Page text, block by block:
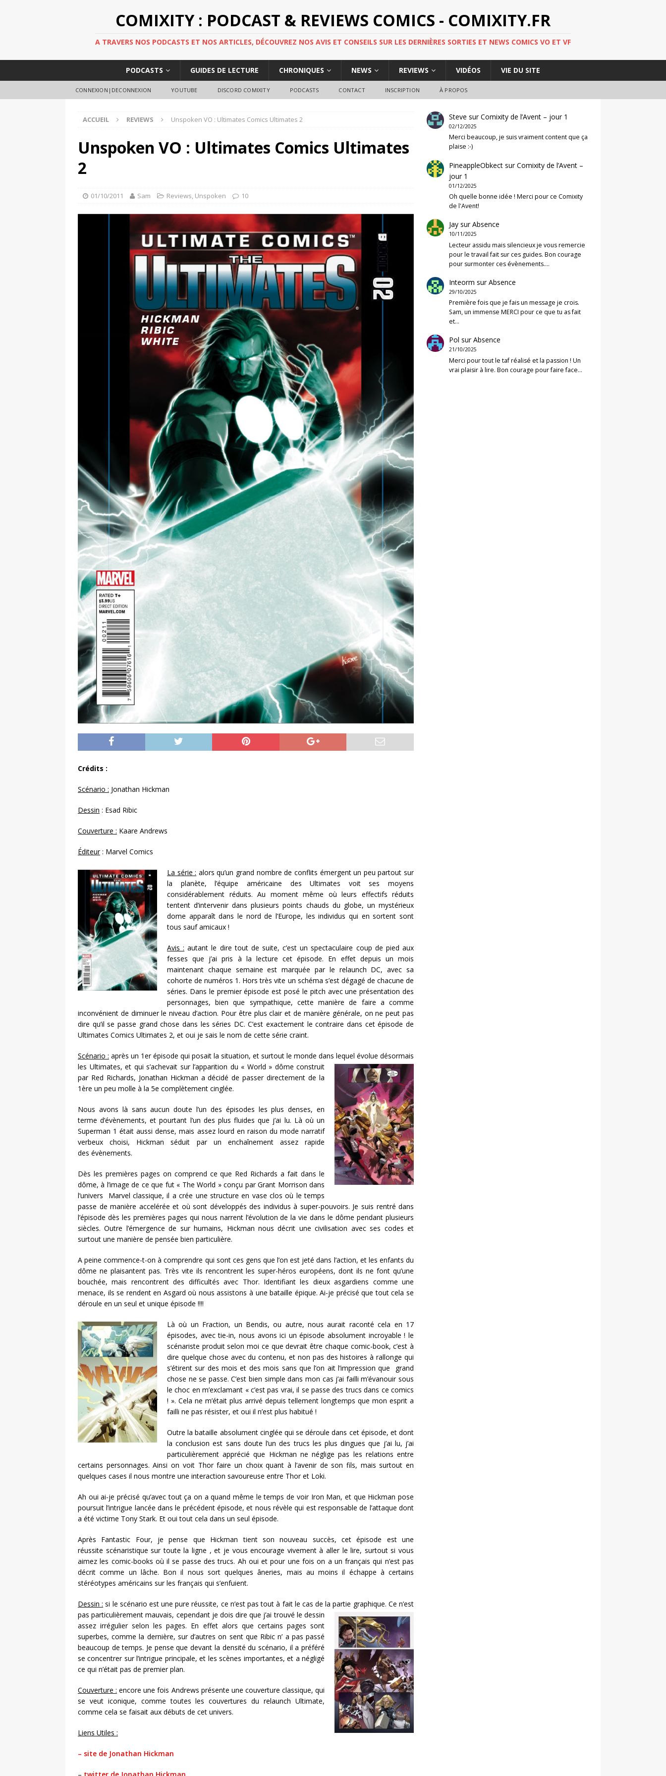
COMIXITY : PODCAST & REVIEWS COMICS - COMIXITY.FR
A TRAVERS NOS PODCASTS ET NOS ARTICLES, DÉCOUVREZ NOS AVIS ET CONSEILS SUR LES DERNIÈRES SORTIES ET NEWS COMICS VO ET VF
PODCASTS GUIDES DE LECTURE CHRONIQUES NEWS REVIEWS VIDÉOS VIE DU SITE
CONNEXION|DECONNEXION YOUTUBE DISCORD COMIXITY PODCASTS CONTACT INSCRIPTION À PROPOS
ACCUEIL REVIEWS Unspoken VO : Ultimates Comics Ultimates 2
Unspoken VO : Ultimates Comics Ultimates
2
01/10/2011 Sam Reviews, Unspoken 10
Crédits :
Scénario : Jonathan Hickman
Dessin : Esad Ribic
Couverture : Kaare Andrews
Éditeur: Marvel Comics
La série : alors qu’un grand nombre de conflits émergent un peu partout sur
la planète, l’équipe américaine des Ultimates voit ses moyens
considérablement réduits. Au moment même où leurs effectifs réduits
tentent d’intervenir dans plusieurs points chauds du globe, un mystérieux
dome apparaît dans le nord de l’Europe, les individus qui en sortent sont
tous sauf amicaux !
Avis : autant le dire tout de suite, c’est un spectaculaire coup de pied aux
fesses que j’ai pris à la lecture cet épisode. En effet depuis un mois
maintenant chaque semaine est marquée par le relaunch DC, avec sa
cohorte de numéros 1. Hors très vite un schéma s’est dégagé de chacune de
séries. Dans le premier épisode est posé le pitch avec une présentation des
personnages, bien que sympathique, cette manière de faire a comme
inconvénient de diminuer le niveau d’action. Pour être plus clair et de manière générale, on ne peut pas
dire qu’il se passe grand chose dans les séries DC. C’est exactement le contraire dans cet épisode de
Ultimates Comics Ultimates 2, et oui je sais le nom de cette série craint.
Scénario : après un 1er épisode qui posait la situation, et surtout le monde dans lequel évolue désormais
les Ultimates, et qui s’achevait sur l’apparition du « World » dôme construit
par Red Richards, Jonathan Hickman a décidé de passer directement de la
1ère un peu molle à la 5e complètement cinglée.
Nous avons là sans aucun doute l’un des épisodes les plus denses, en
terme d’évènements, et pourtant l’un des plus fluides que j’ai lu. Là où un
Superman 1 était aussi dense, mais assez lourd en raison du mode narratif
verbeux choisi, Hickman séduit par un enchaînement assez rapide
des évènements.
Dès les premières pages on comprend ce que Red Richards a fait dans le
dôme, à l’image de ce que fut « The World » conçu par Grant Morrison dans
l’univers Marvel classique, il a crée une structure en vase clos où le temps
passe de manière accelérée et où sont développés des individus à super-pouvoirs. Je suis rentré dans
l’épisode dès les premières pages qui nous narrent l’évolution de la vie dans le dôme pendant plusieurs
siècles. Outre l’émergence de sur humains, Hickman nous décrit une civilisation avec ses codes et
surtout une manière de pensée bien particulière.
A peine commence-t-on à comprendre qui sont ces gens que l’on est jeté dans l’action, et les enfants du
dôme ne plaisantent pas. Très vite ils rencontrent les super-héros européens, dont ils ne font qu’une
bouchée, mais rencontrent des difficultés avec Thor. Identifiant les dieux asgardiens comme une
menace, ils se rendent en Asgard où nous assistons à une bataille épique. Ai-je précisé que tout cela se
déroule en un seul et unique épisode !!!!
Là où un Fraction, un Bendis, ou autre, nous aurait raconté cela en 17
épisodes, avec tie-in, nous avons ici un épisode absolument incroyable ! le
scénariste produit selon moi ce que devrait être chaque comic-book, c’est à
dire quelque chose avec du contenu, et non pas des histoires à rallonge qui
s’étirent sur des mois et des mois sans que l’on ait l’impression que grand
chose ne se passe. C’est bien simple dans mon cas j’ai failli m’évanouir sous
le choc en m’exclamant « c’est pas vrai, il se passe des trucs dans ce comics
! ». Cela ne m’était plus arrivé depuis tellement longtemps que mon esprit a
failli ne pas résister, et oui il n’est plus habitué !
Outre la bataille absolument cinglée qui se déroule dans cet épisode, et dont
la conclusion est sans doute l’un des trucs les plus dingues que j’ai lu, j’ai
particulièrement apprécié que Hickman ne néglige pas les relations entre
certains personnages. Ainsi on voit Thor faire un choix quant à l’avenir de son fils, mais surtout en
quelques cases il nous montre une interaction savoureuse entre Thor et Loki.
Ah oui ai-je précisé qu’avec tout ça on a quand même le temps de voir Iron Man, et que Hickman pose
poursuit l’intrigue lancée dans le précédent épisode, et nous révèle qui est responsable de l’attaque dont
a été victime Tony Stark. Et oui tout cela dans un seul épisode.
Après Fantastic Four, je pense que Hickman tient son nouveau succès, cet épisode est une
réussite scénaristique sur toute la ligne , et je vous encourage vivement à aller le lire, surtout si vous
aimez les comic-books où il se passe des trucs. Ah oui et pour une fois on a un français qui n’est pas
décrit comme un lâche. Bon il nous sort quelques âneries, mais au moins il échappe à certains
stéréotypes américains sur les français qui s’enfuient.
Dessin : si le scénario est une pure réussite, ce n’est pas tout à fait le cas de la partie graphique. Ce n’est
pas particulièrement mauvais, cependant je dois dire que j’ai trouvé le dessin
assez irrégulier selon les pages. En effet alors que certains pages sont
superbes, comme la dernière, sur d’autres on sent que Ribic n’ a pas passé
beaucoup de temps. Je pense que devant la densité du scénario, il a préféré
se concentrer sur l’intrigue principale, et les scènes importantes, et a négligé
ce qui n’était pas de premier plan.
Couverture : encore une fois Andrews présente une couverture classique, qui
se veut iconique, comme toutes les couvertures du relaunch Ultimate,
comme cela se faisait aux débuts de cet univers.
Liens Utiles :
– site de Jonathan Hickman
Steve surComixity de l’Avent – jour 1
02/12/2025
Merci beaucoup, je suis vraiment content que ça
plaise :-)
PineappleObkect surComixity de l’Avent –
jour 1
01/12/2025
Oh quelle bonne idée ! Merci pour ce Comixity
de l'Avent!
Jay surAbsence
10/11/2025
Lecteur assidu mais silencieux je vous remercie
pour le travail fait sur ces guides. Bon courage
pour surmonter ces évènements.…
Inteorm surAbsence
29/10/2025
Première fois que je fais un message je crois.
Sam, un immense MERCI pour ce que tu as fait
et…
Pol surAbsence
21/10/2025
Merci pour tout le taf réalisé et la passion ! Un
vrai plaisir à lire. Bon courage pour faire face…